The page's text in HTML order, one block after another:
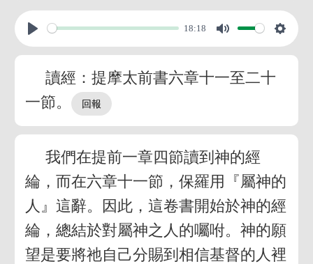
18:18
讀經：提摩太前書六章十一至二十
一節。
我們在提前一章四節讀到神的經
綸，而在六章十一節，保羅用『屬神的
人』這辭。因此，這卷書開始於神的經
綸，總結於對屬神之人的囑咐。神的願
望是要將祂自己分賜到相信基督的人裡